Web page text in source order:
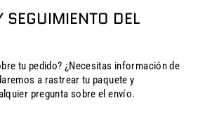
DEL
tu pedido? ¿Necesitas información de
a rastrear tu paquete y
pregunta sobre el envío.